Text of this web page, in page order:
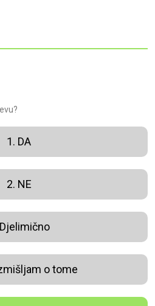
1. DA
2. NE
o tome